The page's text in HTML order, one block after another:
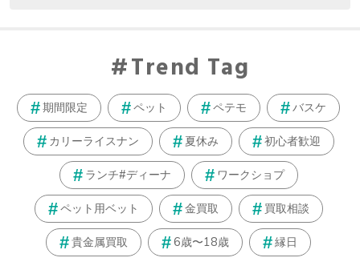
Trend Tag
期間限定 ペット ペテモ バスケ
カリーライスナン 夏休み 初心者歓迎
ランチ#ディーナ ワークショプ
ペット用ベット 金買取 買取相談
貴金属買取 6歳〜18歳 縁日